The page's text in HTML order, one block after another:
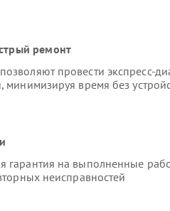
ремонт
провести экспресс-
время без
гарантия на выполненные
неисправностей